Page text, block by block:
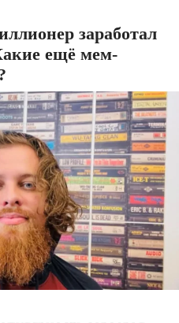
заработал
ещё мем-